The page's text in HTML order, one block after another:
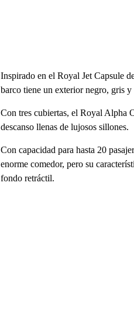
Inspirado en el Royal Jet Capsule
barco tiene un exterior negro, gris
Con tres cubiertas, el Royal Alpha
descanso llenas de lujosos sillones.
Con capacidad para hasta 20
enorme comedor, pero su
fondo retráctil.